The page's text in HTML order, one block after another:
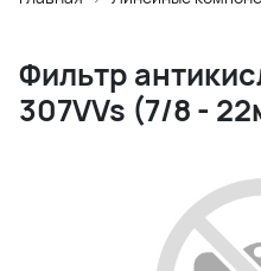
Фильтр
307VVs (7/8 -